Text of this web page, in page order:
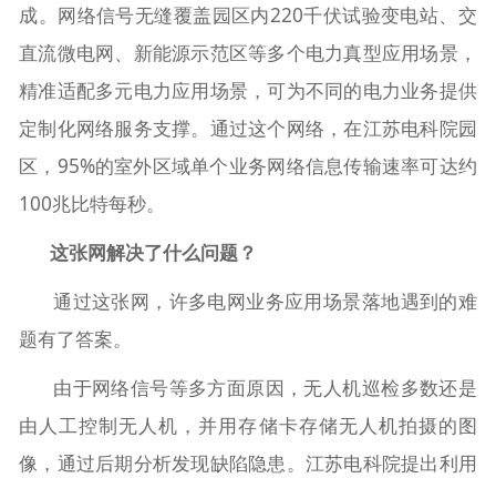
成。网络信号无缝覆盖园区内220千伏试验变电站、交
直流微电网、新能源示范区等多个电力真型应用场景，
精准适配多元电力应用场景，可为不同的电力业务提供
定制化网络服务支撑。通过这个网络，在江苏电科院园
区，95%的室外区域单个业务网络信息传输速率可达约
100兆比特每秒。
这张网解决了什么问题？
通过这张网，许多电网业务应用场景落地遇到的难
题有了答案。
由于网络信号等多方面原因，无人机巡检多数还是
由人工控制无人机，并用存储卡存储无人机拍摄的图
像，通过后期分析发现缺陷隐患。江苏电科院提出利用